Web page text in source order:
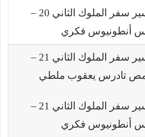
تفسير سفر الملوك الثاني 20 –
أنطونيوس فكري
تفسير سفر الملوك الثاني 21 –
تادرس يعقوب ملطي
تفسير سفر الملوك الثاني 21 –
أنطونيوس فكري